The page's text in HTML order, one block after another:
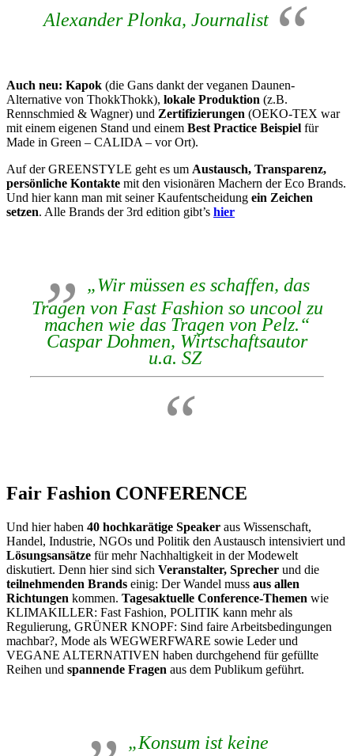
Alexander Plonka, Journalist
Auch neu: Kapok (die Gans dankt der veganen Daunen-
Alternative von ThokkThokk), lokale Produktion (z.B.
Rennschmied & Wagner) und Zertifizierungen (OEKO-TEX war
mit einem eigenen Stand und einem Best Practice Beispiel für
Made in Green – CALIDA – vor Ort).
Auf der GREENSTYLE geht es um Austausch, Transparenz,
persönliche Kontakte mit den visionären Machern der Eco Brands.
Und hier kann man mit seiner Kaufentscheidung ein Zeichen
setzen. Alle Brands der 3rd edition gibt’s hier
„Wir müssen es schaffen, das
Tragen von Fast Fashion so uncool zu
machen wie das Tragen von Pelz.“
Caspar Dohmen, Wirtschaftsautor
u.a. SZ
Fair Fashion CONFERENCE
Und hier haben 40 hochkarätige Speaker aus Wissenschaft,
Handel, Industrie, NGOs und Politik den Austausch intensiviert und
Lösungsansätze für mehr Nachhaltigkeit in der Modewelt
diskutiert. Denn hier sind sich Veranstalter, Sprecher und die
teilnehmenden Brands einig: Der Wandel muss aus allen
Richtungen kommen. Tagesaktuelle Conference-Themen wie
KLIMAKILLER: Fast Fashion, POLITIK kann mehr als
Regulierung, GRÜNER KNOPF: Sind faire Arbeitsbedingungen
machbar?, Mode als WEGWERFWARE sowie Leder und
VEGANE ALTERNATIVEN haben durchgehend für gefüllte
Reihen und spannende Fragen aus dem Publikum geführt.
„Konsum ist keine